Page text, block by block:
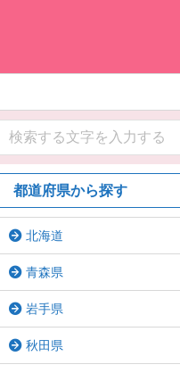
都道府県から探す
北海道
青森県
岩手県
秋田県